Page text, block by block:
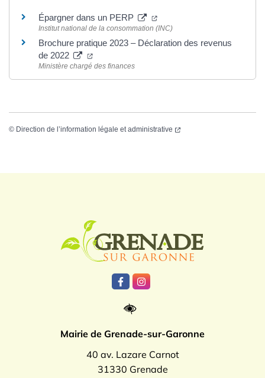
Épargner dans un PERP
Institut national de la consommation (INC)
Brochure pratique 2023 – Déclaration des revenus
de 2022
Ministère chargé des finances
© Direction de l’information légale et administrative
Lien vers le compte Facebook
Lien vers le compte
Mairie de Grenade-sur-Garonne
40 av. Lazare Carnot
31330 Grenade